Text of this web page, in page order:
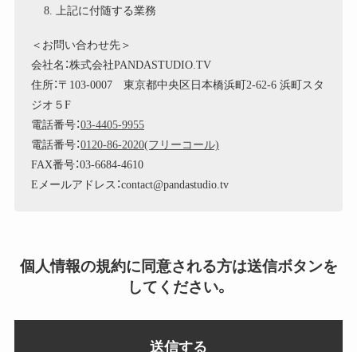
上記に付随する業務
＜お問い合わせ先＞
会社名：株式会社PANDASTUDIO.TV
住所：〒103-0007 東京都中央区日本橋浜町2-62-6 浜町スタ
ジオ５F
電話番号：03-4405-9955
電話番号：0120-86-2020(フリーコール)
FAX番号：03-6684-4610
Eメールアドレス：contact@pandastudio.tv
個人情報の規約に同意される方は送信ボタンを
してください。